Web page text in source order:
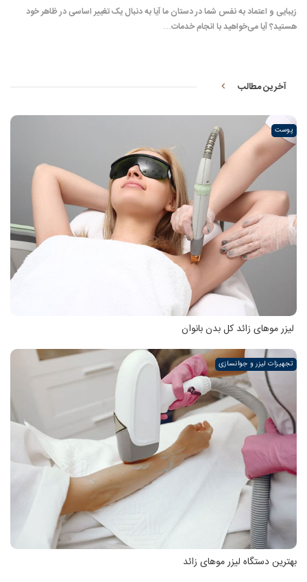
زیبایی و اعتماد به نفس شما در دستان ما آیا به دنبال یک تغییر اساسی در ظاهر خود
هستید؟ آیا می‌خواهید با انجام خدمات…
آخرین مطالب
پوست
لیزر موهای زائد کل بدن بانوان
تجهیزات لیزر و جوانسازی
بهترین دستگاه لیزر موهای زائد